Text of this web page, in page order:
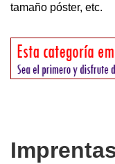
tamaño póster, etc.